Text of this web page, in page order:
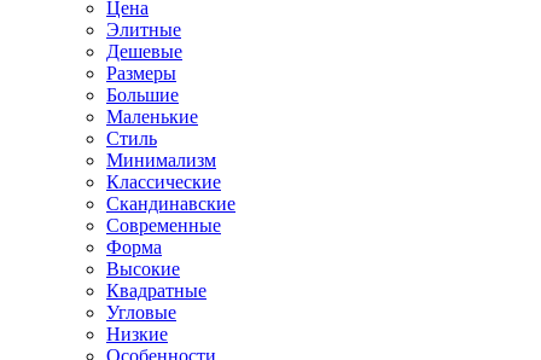
Цена
Элитные
Дешевые
Размеры
Большие
Маленькие
Стиль
Минимализм
Классические
Скандинавские
Современные
Форма
Высокие
Квадратные
Угловые
Низкие
Особенности